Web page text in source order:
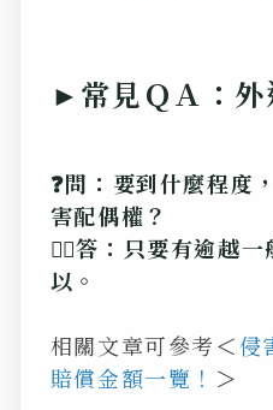
►常見ＱＡ：外
❓問：要到什麼程度
害配偶權？
💁‍♂️答：只要有逾越
以。
相關文章可參考＜侵
賠償金額一覽！ ＞